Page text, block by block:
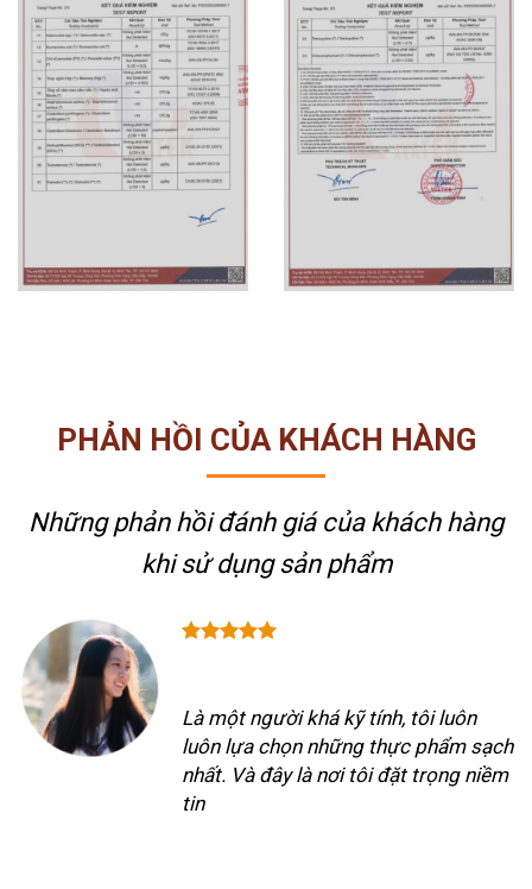
PHẢN HỒI CỦA KHÁCH HÀNG
Những phản hồi đánh giá của khách hàng
khi sử dụng sản phẩm
Là một người khá kỹ tính, tôi luôn
luôn lựa chọn những thực phẩm sạch
nhất. Và đây là nơi tôi đặt trọng niềm
tin